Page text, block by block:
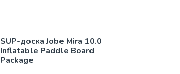
SUP-доска Jobe Mira 10.0
Inflatable Paddle Board
Package